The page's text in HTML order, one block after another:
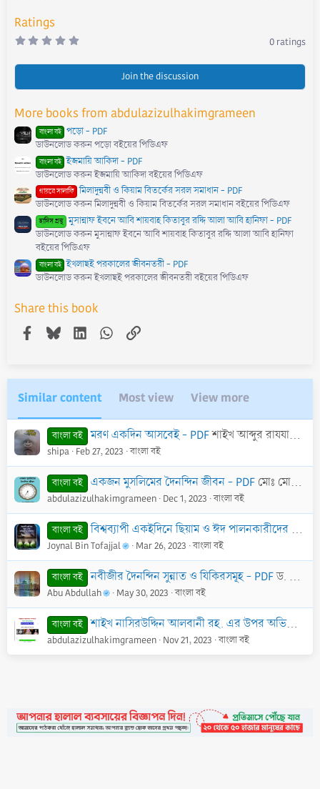
Ratings
0
0
(
)
0 ratings
Join the discussion
More books from abdulazizulhakimgrameen
বাংলা বই পড়ো - PDF
ডাউনলোড করুন পড়ো বইয়ের পিডিএফ
বাংলা বই ইজমায়ি আকিদা - PDF
ডাউনলোড করুন ইজমায়ি আকিদা বইয়ের পিডিএফ
গায়রে সালাফি মিলাদুন্নবী ও কিয়াম বিতর্কের সরল সমাধান - PDF
ডাউনলোড করুন মিলাদুন্নবী ও কিয়াম বিতর্কের সরল সমাধান বইয়ের পিডিএফ
হাদিস গ্রন্থ মুসান্নাফ ইবনে আবি শায়বাহ কিতাবুর রদ্দি আলা আবি হানিফা - PDF
ডাউনলোড করুন মুসান্নাফ ইবনে আবি শায়বাহ কিতাবুর রদ্দি আলা আবি হানিফা
বইয়ের পিডিএফ
বাংলা বই ইখলাছই পরকালের জীবনতরী - PDF
ডাউনলোড করুন ইখলাছই পরকালের জীবনতরী বইয়ের পিডিএফ
Share this book
Facebook
BlueskyLinkedInWhatsApp
Link
Similar content Most view View more
বাংলা বই মরণ একদিন আসবেই - PDFশাইখ আব্দুর রাযযাক বিন ইউসুফ
shipa Feb 27, 2023 বাংলা বই
বাংলা বই একজন মুসলিমের দৈনন্দিন জীবন - PDF মোঃ মোশফিকুর রহমান
abdulazizulhakimgrameen Dec 1, 2023 বাংলা বই
বাংলা বই বিশ্বব্যাপী একইদিনে ছিয়াম ও ঈদ পালনকারীদের ভ্রান্তিবিলাস
Joynal Bin Tofajjal Mar 26, 2023 বাংলা বই
বাংলা বই নবীজীর দৈনন্দিন সুন্নাত ও যিকিরসমূহ - PDFড. আব্দুল্লাহ ইবনে হামূদ আল ফুরাইহ
Abu Abdullah May 30, 2023 বাংলা বই
বাংলা বই শাইখ নাসিরউদ্দিন আলবানী রহ. এর উপর অভিযোগের জবাব - PDF
abdulazizulhakimgrameen Nov 21, 2023 বাংলা বই